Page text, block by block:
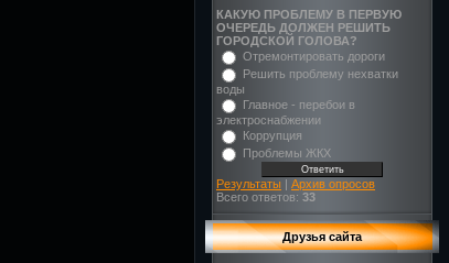
КАКУЮ ПРОБЛЕМУ В ПЕРВУЮ
ОЧЕРЕДЬ ДОЛЖЕН РЕШИТЬ
ГОРОДСКОЙ ГОЛОВА?
Отремонтировать дороги
Решить проблему нехватки
воды
Главное - перебои в
электроснабжении
Коррупция
Проблемы ЖКХ
Результаты | Архив опросов
Всего ответов: 33
Друзья сайта